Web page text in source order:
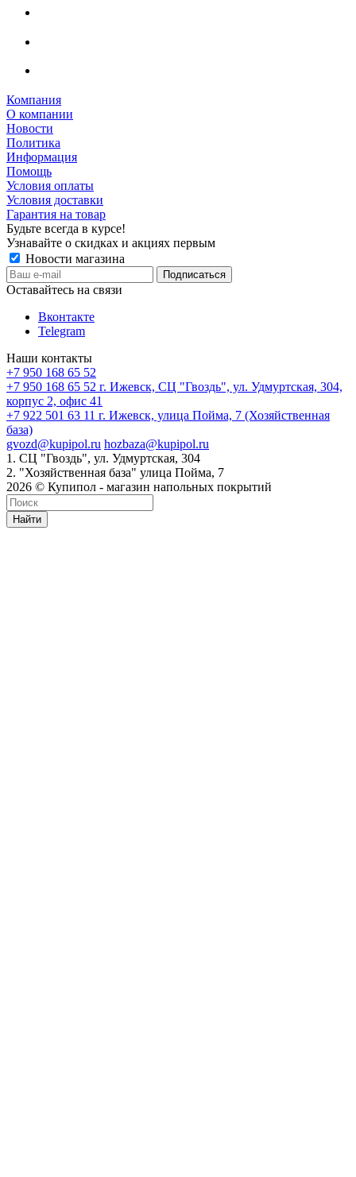
Компания
О компании
Новости
Политика
Информация
Помощь
Условия оплаты
Условия доставки
Гарантия на товар
Будьте всегда в курсе!
Узнавайте о скидках и акциях первым
Новости магазина
Оставайтесь на связи
Вконтакте
Telegram
Наши контакты
+7 950 168 65 52
+7 950 168 65 52 г. Ижевск, СЦ "Гвоздь", ул. Удмуртская, 304,
корпус 2, офис 41
+7 922 501 63 11 г. Ижевск, улица Пойма, 7 (Хозяйственная
база)
gvozd@kupipol.ru hozbaza@kupipol.ru
1. СЦ "Гвоздь", ул. Удмуртская, 304
2. "Хозяйственная база" улица Пойма, 7
2026 © Купипол - магазин напольных покрытий
Найти